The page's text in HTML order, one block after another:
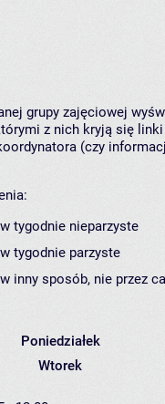
grupy zajęciowej
z nich kryją się
(czy
tygodnie nieparzyste
tygodnie parzyste
inny sposób, nie przez
Poniedziałek
Wtorek